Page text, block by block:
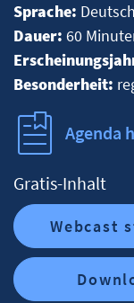
Sprache: Deutsch
Dauer: 60
Besonderheit:
Agenda
Gratis-Inhalt
Webcast